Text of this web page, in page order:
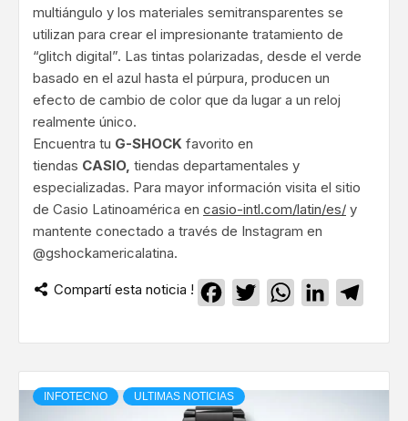
multiángulo y los materiales semitransparentes se
utilizan para crear el impresionante tratamiento de
“glitch digital”. Las tintas polarizadas, desde el verde
basado en el azul hasta el púrpura, producen un
efecto de cambio de color que da lugar a un reloj
realmente único.
Encuentra tu G-SHOCK favorito en
tiendas CASIO, tiendas departamentales y
especializadas. Para mayor información visita el sitio
de Casio Latinoamérica en casio-intl.com/latin/es/ y
mantente conectado a través de Instagram en
@gshockamericalatina.
Compartí esta noticia ! Facebook
TwitterWhatsApp
LinkedIn
INFOTECNO ULTIMAS NOTICIAS